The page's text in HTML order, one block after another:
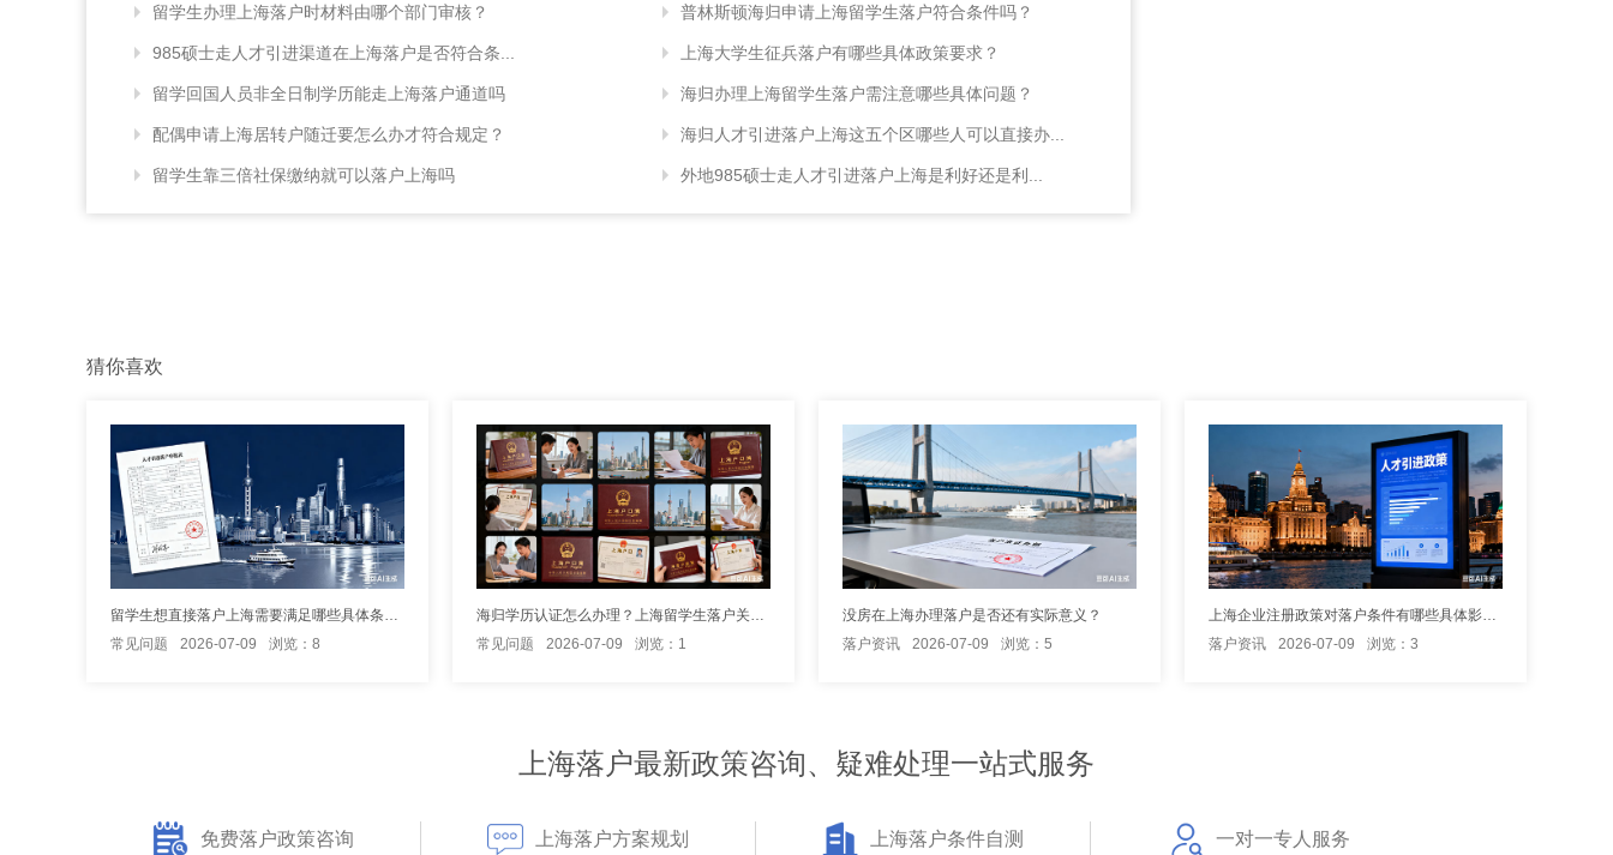
留学生办理上海落户时材料由哪个部门审核？
985硕士走人才引进渠道在上海落户是否符合条...
留学回国人员非全日制学历能走上海落户通道吗
配偶申请上海居转户随迁要怎么办才符合规定？
留学生靠三倍社保缴纳就可以落户上海吗
普林斯顿海归申请上海留学生落户符合条件吗？
上海大学生征兵落户有哪些具体政策要求？
海归办理上海留学生落户需注意哪些具体问题？
海归人才引进落户上海这五个区哪些人可以直接办...
外地985硕士走人才引进落户上海是利好还是利...
猜你喜欢
留学生想直接落户上海需要满足哪些具体条件？
常见问题
2026-07-09 浏览：8
海归学历认证怎么办理？上海留学生落户关键材料
常见问题
2026-07-09 浏览：1
没房在上海办理落户是否还有实际意义？
落户资讯
2026-07-09 浏览：5
上海企业注册政策对落户条件有哪些具体影响？
落户资讯
2026-07-09 浏览：3
上海落户最新政策咨询、疑难处理一站式服务
免费落户政策咨询 上海落户方案规划 上海落户条件自测 一对一专人服务